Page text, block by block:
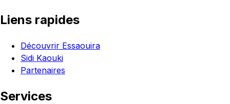
Liens rapides
Découvrir Essaouira
Sidi Kaouki
Partenaires
Services